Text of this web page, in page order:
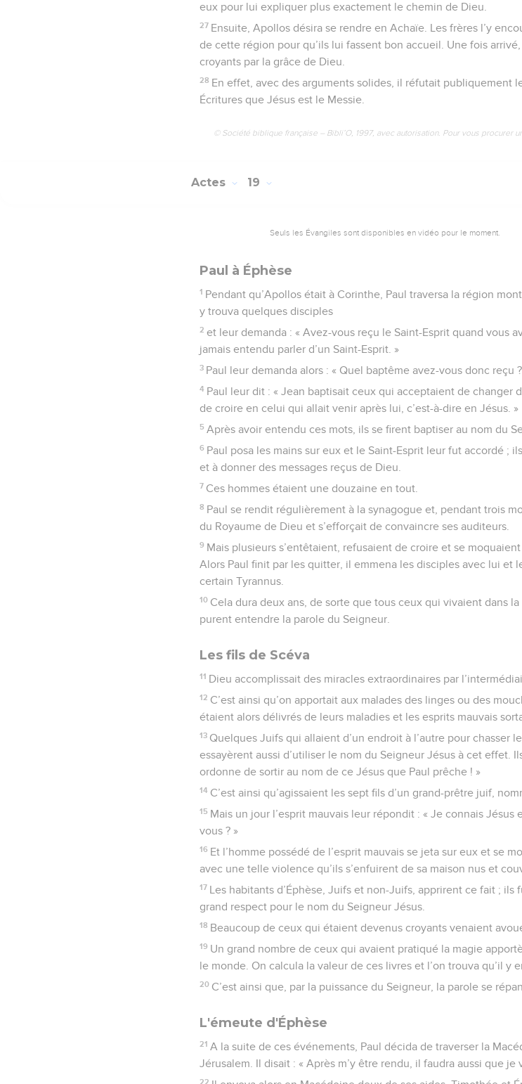
eux pour lui expliquer plus exactement le chemin de Dieu.
27 Ensuite, Apollos désira se rendre en Achaïe. Les frères l’y
de cette région pour qu’ils lui fassent bon accueil. Une fois
croyants par la grâce de Dieu.
28 En effet, avec des arguments solides, il réfutait publiquement
Écritures que Jésus est le Messie.
© Société biblique française – Bibli’O, 1997, avec autorisation. Pour vous
Actes 19
Seuls les Évangiles sont disponibles en vidéo pour le moment.
Paul à Éphèse
1 Pendant qu’Apollos était à Corinthe, Paul traversa la région
y trouva quelques disciples
2 et leur demanda : « Avez-vous reçu le Saint-Esprit quand vous
jamais entendu parler d’un Saint-Esprit. »
3 Paul leur demanda alors : « Quel baptême avez-vous donc reçu
4 Paul leur dit : « Jean baptisait ceux qui acceptaient de changer
de croire en celui qui allait venir après lui, c’est-à-dire en Jésus. »
5 Après avoir entendu ces mots, ils se firent baptiser au nom du
6 Paul posa les mains sur eux et le Saint-Esprit leur fut accordé ;
et à donner des messages reçus de Dieu.
7 Ces hommes étaient une douzaine en tout.
8 Paul se rendit régulièrement à la synagogue et, pendant trois
du Royaume de Dieu et s’efforçait de convaincre ses auditeurs.
9 Mais plusieurs s’entêtaient, refusaient de croire et se
Alors Paul finit par les quitter, il emmena les disciples avec lui et
certain Tyrannus.
10 Cela dura deux ans, de sorte que tous ceux qui vivaient dans
purent entendre la parole du Seigneur.
Les fils de Scéva
11 Dieu accomplissait des miracles extraordinaires par
12 C’est ainsi qu’on apportait aux malades des linges ou des
étaient alors délivrés de leurs maladies et les esprits mauvais
13 Quelques Juifs qui allaient d’un endroit à l’autre pour chasser
essayèrent aussi d’utiliser le nom du Seigneur Jésus à cet effet.
ordonne de sortir au nom de ce Jésus que Paul prêche ! »
14 C’est ainsi qu’agissaient les sept fils d’un grand-prêtre juif,
15 Mais un jour l’esprit mauvais leur répondit : « Je connais Jésus
vous ? »
16 Et l’homme possédé de l’esprit mauvais se jeta sur eux et se
avec une telle violence qu’ils s’enfuirent de sa maison nus et
17 Les habitants d’Éphèse, Juifs et non-Juifs, apprirent ce fait ; ils
grand respect pour le nom du Seigneur Jésus.
18 Beaucoup de ceux qui étaient devenus croyants venaient
19 Un grand nombre de ceux qui avaient pratiqué la magie
le monde. On calcula la valeur de ces livres et l’on trouva qu’il y
20 C’est ainsi que, par la puissance du Seigneur, la parole se
L'émeute d'Éphèse
21 A la suite de ces événements, Paul décida de traverser la
Jérusalem. Il disait : « Après m’y être rendu, il faudra aussi que je
22